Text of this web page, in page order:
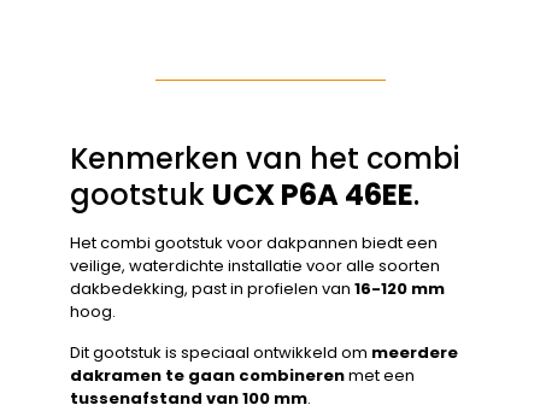
Kenmerken van het combi
gootstuk UCX P6A 46EE.
Het combi gootstuk voor dakpannen biedt een
veilige, waterdichte installatie voor alle soorten
dakbedekking, past in profielen van 16-120 mm
hoog.
Dit gootstuk is speciaal ontwikkeld om meerdere
dakramen te gaan combinerenmet een
tussenafstand van 100 mm.